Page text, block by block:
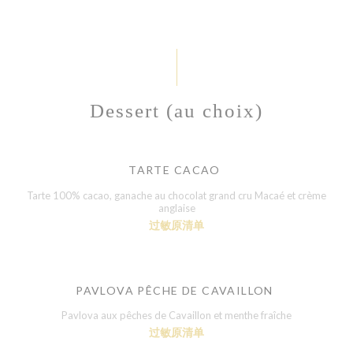
Dessert (au choix)
TARTE CACAO
Tarte 100% cacao, ganache au chocolat grand cru Macaé et crème
anglaise
过敏原清单
PAVLOVA PÊCHE DE CAVAILLON
Pavlova aux pêches de Cavaillon et menthe fraîche
过敏原清单